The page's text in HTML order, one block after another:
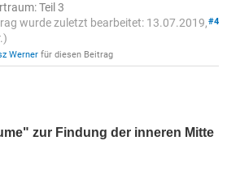
Teil 3
#4
wurde zuletzt bearbeitet: 13.07.2019,
.)
Werner für diesen Beitrag
zur Findung der inneren Mitte